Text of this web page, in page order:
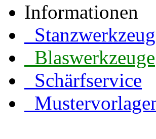
Informationen
Blaswerkzeuge
Schärfservice